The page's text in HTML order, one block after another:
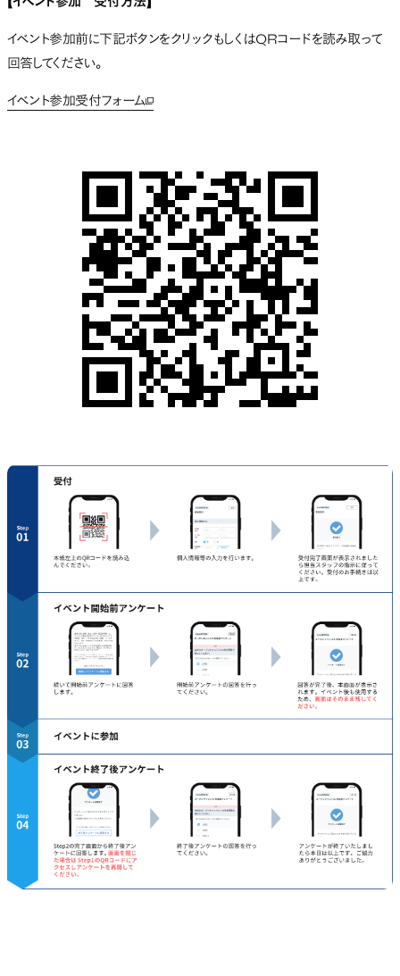
【イベント参加 受付方法】
イベント参加前に下記ボタンをクリックもしくはQRコードを読み取って
回答してください。
イベント参加受付フォーム新しいタブで開く